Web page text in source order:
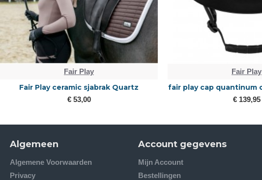
Fair Play
Fair Play ceramic sjabrak Quartz
€ 53,00
Fair Play
fair play cap quantinum
€ 139,95
Algemeen
Algemene Voorwaarden
Privacy
Account gegevens
Mijn Account
Bestellingen